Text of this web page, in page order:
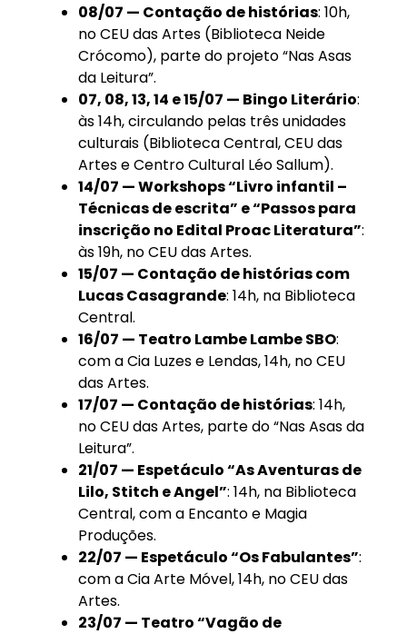
08/07 — Contação de histórias: 10h,
no CEU das Artes (Biblioteca Neide
Crócomo), parte do projeto “Nas Asas
da Leitura”.
07, 08, 13, 14 e 15/07 — Bingo Literário:
às 14h, circulando pelas três unidades
culturais (Biblioteca Central, CEU das
Artes e Centro Cultural Léo Sallum).
14/07 — Workshops “Livro infantil –
Técnicas de escrita” e “Passos para
inscrição no Edital Proac Literatura”:
às 19h, no CEU das Artes.
15/07 — Contação de histórias com
Lucas Casagrande: 14h, na Biblioteca
Central.
16/07 — Teatro Lambe Lambe SBO:
com a Cia Luzes e Lendas, 14h, no CEU
das Artes.
17/07 — Contação de histórias: 14h,
no CEU das Artes, parte do “Nas Asas da
Leitura”.
21/07 — Espetáculo “As Aventuras de
Lilo, Stitch e Angel”: 14h, na Biblioteca
Central, com a Encanto e Magia
Produções.
22/07 — Espetáculo “Os Fabulantes”:
com a Cia Arte Móvel, 14h, no CEU das
Artes.
23/07 — Teatro “Vagão de